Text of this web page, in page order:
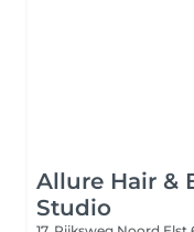
Allure Hair &
Studio